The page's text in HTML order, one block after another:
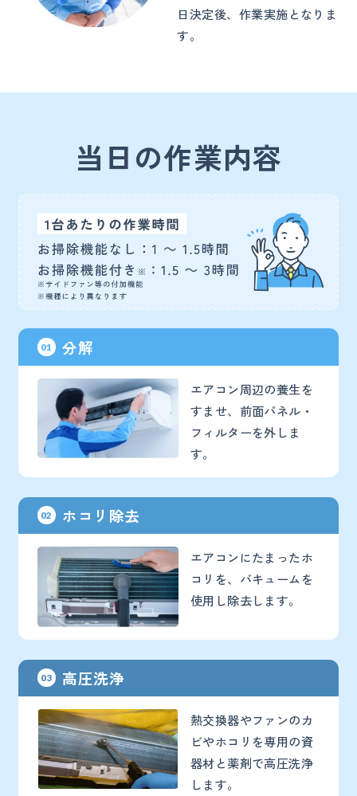
日決定後、作業実施となりま
す。
当日の作業内容
01 分解
エアコン周辺の養生を
すませ、前面パネル・
フィルターを外しま
す。
02 ホコリ除去
エアコンにたまったホ
コリを、バキュームを
使用し除去します。
03 高圧洗浄
熱交換器やファンのカ
ビやホコリを専用の資
器材と薬剤で高圧洗浄
します。